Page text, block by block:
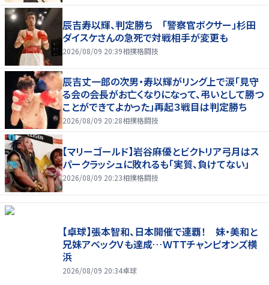
辰吉寿以輝、判定勝ち 「警察官ボクサー」杉田
ダイスケさんの急死で対戦相手が変更も
2026/08/09 20:39相撲格闘技
辰吉丈一郎の次男・寿以輝がリング上で涙「見守
る会の会長がお亡くなりになって、弔いとして勝つ
ことができてよかった」再起３戦目は判定勝ち
2026/08/09 20:28相撲格闘技
【マリーゴールド】岩谷麻優とビクトリア弓月はス
パークラッシュに敗れるも「実質、負けてない」
2026/08/09 20:23相撲格闘技
【卓球】張本智和、日本開催で連覇！ 妹・美和と
兄妹アベックＶも達成…ＷＴＴチャンピオンズ横
浜
2026/08/09 20:34卓球